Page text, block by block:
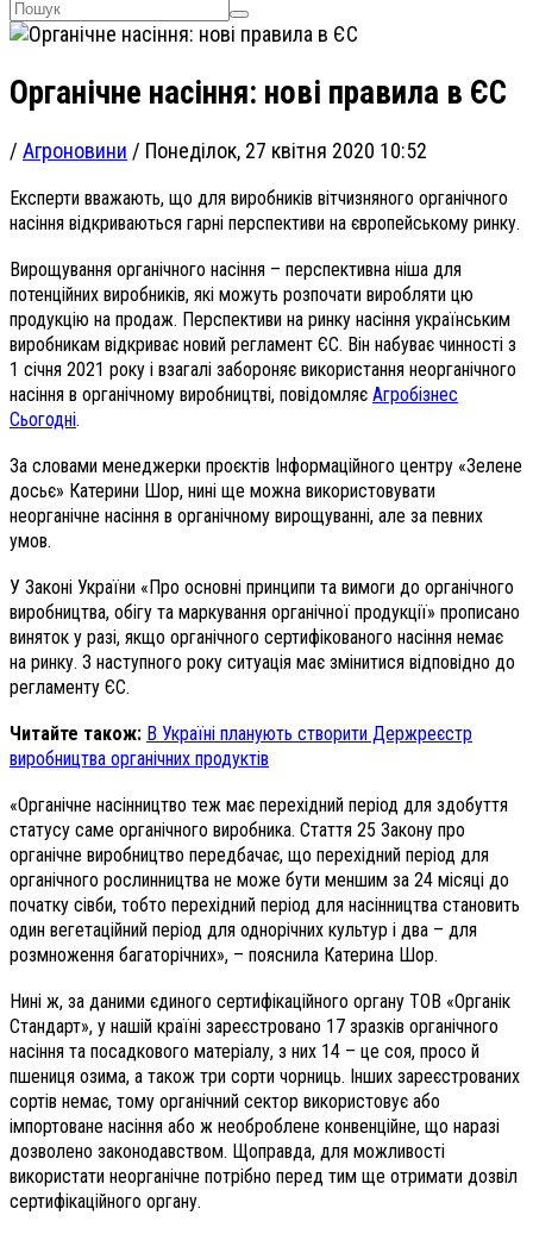
Органічне насіння: нові правила в ЄС
/ Агроновини / Понеділок, 27 квітня 2020 10:52
Експерти вважають, що для виробників вітчизняного органічного
насіння відкриваються гарні перспективи на європейському ринку.
Вирощування органічного насіння – перспективна ніша для
потенційних виробників, які можуть розпочати виробляти цю
продукцію на продаж. Перспективи на ринку насіння українським
виробникам відкриває новий регламент ЄС. Він набуває чинності з
1 січня 2021 року і взагалі забороняє використання неорганічного
насіння в органічному виробництві, повідомляє Агробізнес
Сьогодні.
За словами менеджерки проєктів Інформаційного центру «Зелене
досьє» Катерини Шор, нині ще можна використовувати
неорганічне насіння в органічному вирощуванні, але за певних
умов.
У Законі України «Про основні принципи та вимоги до органічного
виробництва, обігу та маркування органічної продукції» прописано
виняток у разі, якщо органічного сертифікованого насіння немає
на ринку. З наступного року ситуація має змінитися відповідно до
регламенту ЄС.
Читайте також: В Україні планують створити Держреєстр
виробництва органічних продуктів
«Органічне насінництво теж має перехідний період для здобуття
статусу саме органічного виробника. Стаття 25 Закону про
органічне виробництво передбачає, що перехідний період для
органічного рослинництва не може бути меншим за 24 місяці до
початку сівби, тобто перехідний період для насінництва становить
один вегетаційний період для однорічних культур і два – для
розмноження багаторічних», – пояснила Катерина Шор.
Нині ж, за даними єдиного сертифікаційного органу ТОВ «Органік
Стандарт», у нашій країні зареєстровано 17 зразків органічного
насіння та посадкового матеріалу, з них 14 – це соя, просо й
пшениця озима, а також три сорти чорниць. Інших зареєстрованих
сортів немає, тому органічний сектор використовує або
імпортоване насіння або ж необроблене конвенційне, що наразі
дозволено законодавством. Щоправда, для можливості
використати неорганічне потрібно перед тим ще отримати дозвіл
сертифікаційного органу.